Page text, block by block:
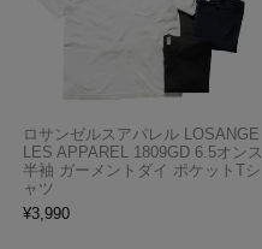
ロサンゼルスアパレル LOSANGE
LES APPAREL 1809GD 6.5オンス
半袖 ガーメントダイ ポケットTシ
ャツ
¥3,990